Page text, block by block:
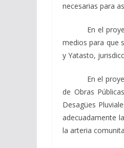
necesarias para
En el
medios para que
y Yatasto,
En el
de Obras
Desagües
adecuadamente
la arteria